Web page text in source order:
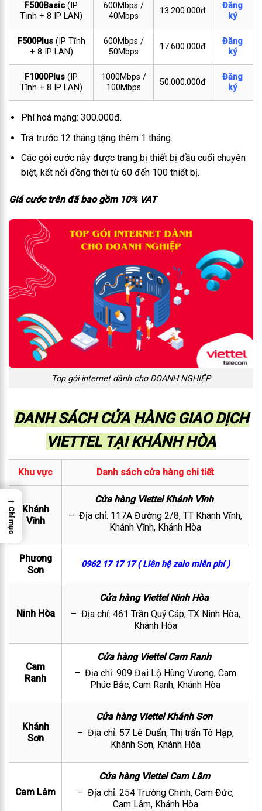
F500Basic (IP
Tĩnh + 8 IP LAN)
600Mbps /
40Mbps
13.200.000đ
Đăng
ký
F500Plus(IP Tĩnh
+ 8 IP LAN)
600Mbps /
50Mbps
17.600.000đ
Đăng
ký
F1000Plus (IP
Tĩnh + 8 IP LAN)
1000Mbps /
100Mbps
50.000.000đ
Đăng
ký
Phí hoà mạng: 300.000đ.
Trả trước 12 tháng tặng thêm 1 tháng.
Các gói cước này được trang bị thiết bị đầu cuối chuyên
biệt, kết nối đồng thời từ 60 đến 100 thiết bị.
Giá cước trên đã bao gồm 10% VAT
Top gói internet dành cho DOANH NGHIỆP
DANH SÁCH CỬA HÀNG GIAO DỊCH
VIETTEL TẠI KHÁNH HÒA
Khu vực Danh sách cửa hàng chi tiết
Khánh
Vĩnh
Cửa hàng Viettel Khánh Vĩnh
– Địa chỉ: 117A Đường 2/8, TT Khánh Vĩnh,
Khánh Vĩnh, Khánh Hòa
Phương
Sơn
0962 17 17 17 ( Liên hệ zalo miễn phí )
Ninh Hòa
Cửa hàng Viettel Ninh Hòa
– Địa chỉ: 461 Trần Quý Cáp, TX Ninh Hòa,
Khánh Hòa
Cam
Ranh
Cửa hàng Viettel Cam Ranh
– Địa chỉ: 909 Đại Lộ Hùng Vương, Cam
Phúc Bắc, Cam Ranh, Khánh Hòa
Khánh
Sơn
Cửa hàng Viettel Khánh Sơn
– Địa chỉ: 57 Lê Duẩn, Thị trấn Tô Hạp,
Khánh Sơn, Khánh Hòa
Cam Lâm
Cửa hàng Viettel Cam Lâm
– Địa chỉ: 254 Trường Chinh, Cam Đức,
Cam Lâm, Khánh Hòa
→
Chỉ mục